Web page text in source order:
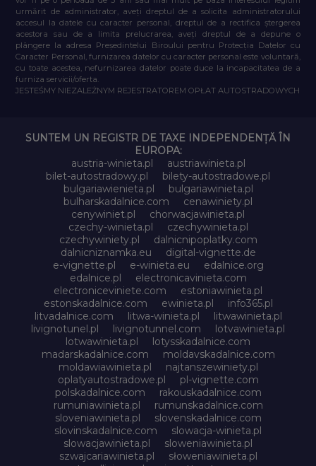
urmărit de administrator, aveți dreptul de a solicita administratorului
accesul la datele cu caracter personal, dreptul de a rectifica ștergerea
acestora sau de a limita prelucrarea, aveți dreptul de a depune o
plângere la adresa Președintelui Biroului pentru Protecția Datelor cu
Caracter Personal, furnizarea datelor cu caracter personal este voluntară,
cu toate acestea, nefurnizarea datelor poate duce la incapacitatea de a
furniza servicii/oferta.
JESTEŚMY NIEZALEŻNYM REJESTRATOREM OPŁAT AUTOSTRADOWYCH
SUNTEM UN REGISTR DE TAXE INDEPENDENȚĂ ÎN
EUROPA:
austria-winieta.pl
austriawinieta.pl
bilet-autostradowy.pl
bilety-autostradowe.pl
bulgariawienieta.pl
bulgariawinieta.pl
bulharskadalnice.com
cenawiniety.pl
cenywiniet.pl
chorwacjawinieta.pl
czechy-winieta.pl
czechywinieta.pl
czechywiniety.pl
dalnicnipoplatky.com
dalnicniznamka.eu
digital-vignette.de
e-vignette.pl
e-winieta.eu
edalnice.org
edalnice.pl
electronicavinieta.com
electroniceviniete.com
estoniawinieta.pl
estonskadalnice.com
ewinieta.pl
info365.pl
litvadalnice.com
litwa-winieta.pl
litwawinieta.pl
livignotunel.pl
livignotunnel.com
lotvawinieta.pl
lotwawinieta.pl
lotysskadalnice.com
madarskadalnice.com
moldavskadalnice.com
moldawiawinieta.pl
najtanszewiniety.pl
oplatyautostradowe.pl
pl-vignette.com
polskadalnice.com
rakouskadalnice.com
rumuniawinieta.pl
rumunskadalnice.com
sloveniawinieta.pl
slovenskadalnice.com
slovinskadalnice.com
slowacja-winieta.pl
slowacjawinieta.pl
sloweniawinieta.pl
szwajcariawinieta.pl
słoweniawinieta.pl